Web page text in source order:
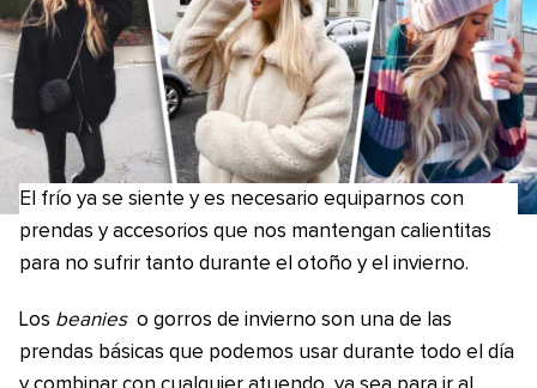
El frío ya se siente y es necesario equiparnos con
prendas y accesorios que nos mantengan calientitas
para no sufrir tanto durante el otoño y el invierno.
Los beanies o gorros de invierno son una de las
prendas básicas que podemos usar durante todo el día